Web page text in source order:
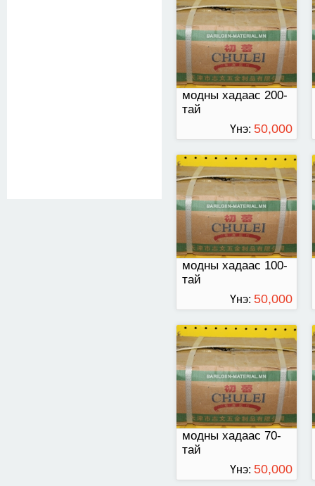
модны хадаас 200-
тай
Үнэ: 50,000
ТӨГРӨГ
модны хадаас 100-
тай
100-тайхадаас
хайрцаг нь 11 кл
Үнэ: 50,000
ТӨГРӨГ
модны хадаас 70-
тай
70-тай хадаас
хайрцаг нь 11 кл
Үнэ: 50,000
40-тэй